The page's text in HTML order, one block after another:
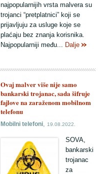
najpopularnijih vrsta malvera su
trojanci “pretplatnici” koji se
prijavljuju za usluge koje se
plaćaju bez znanja korisnika.
Najpopularniji među... Dalje
Ovaj malver više nije samo
bankarski trojanac, sada šifruje
fajlove na zaraženom mobilnom
telefonu
Mobilni telefoni,19.08.2022.
SOVA,
bankarski
trojanac
za